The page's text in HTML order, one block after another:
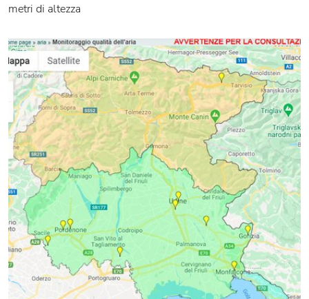
metri di altezza